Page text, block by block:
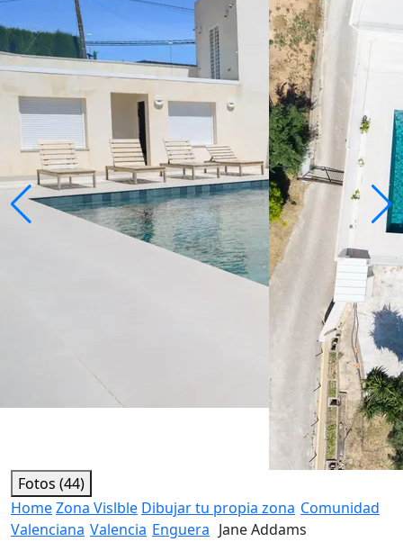
Fotos (44)
HomeZona Vislble Dibujar tu propia zona Comunidad
Valenciana Valencia Enguera Jane Addams